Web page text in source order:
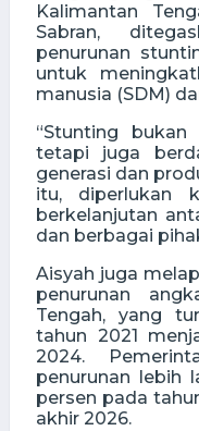
Kalimantan
Sabran,
penurunan
untuk
manusia (SDM)
“Stunting bukan
tetapi juga
generasi dan
itu, diperlukan
berkelanjutan
dan berbagai
Aisyah juga
penurunan
Tengah, yang
tahun 2021
2024.
penurunan lebih
persen pada
akhir 2026.